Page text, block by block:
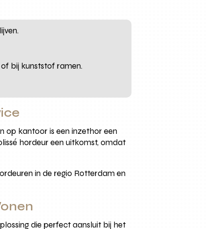
bij kunststof ramen.
op kantoor is een inzethor een
hordeur een uitkomst, omdat
in de regio Rotterdam en
die perfect aansluit bij het